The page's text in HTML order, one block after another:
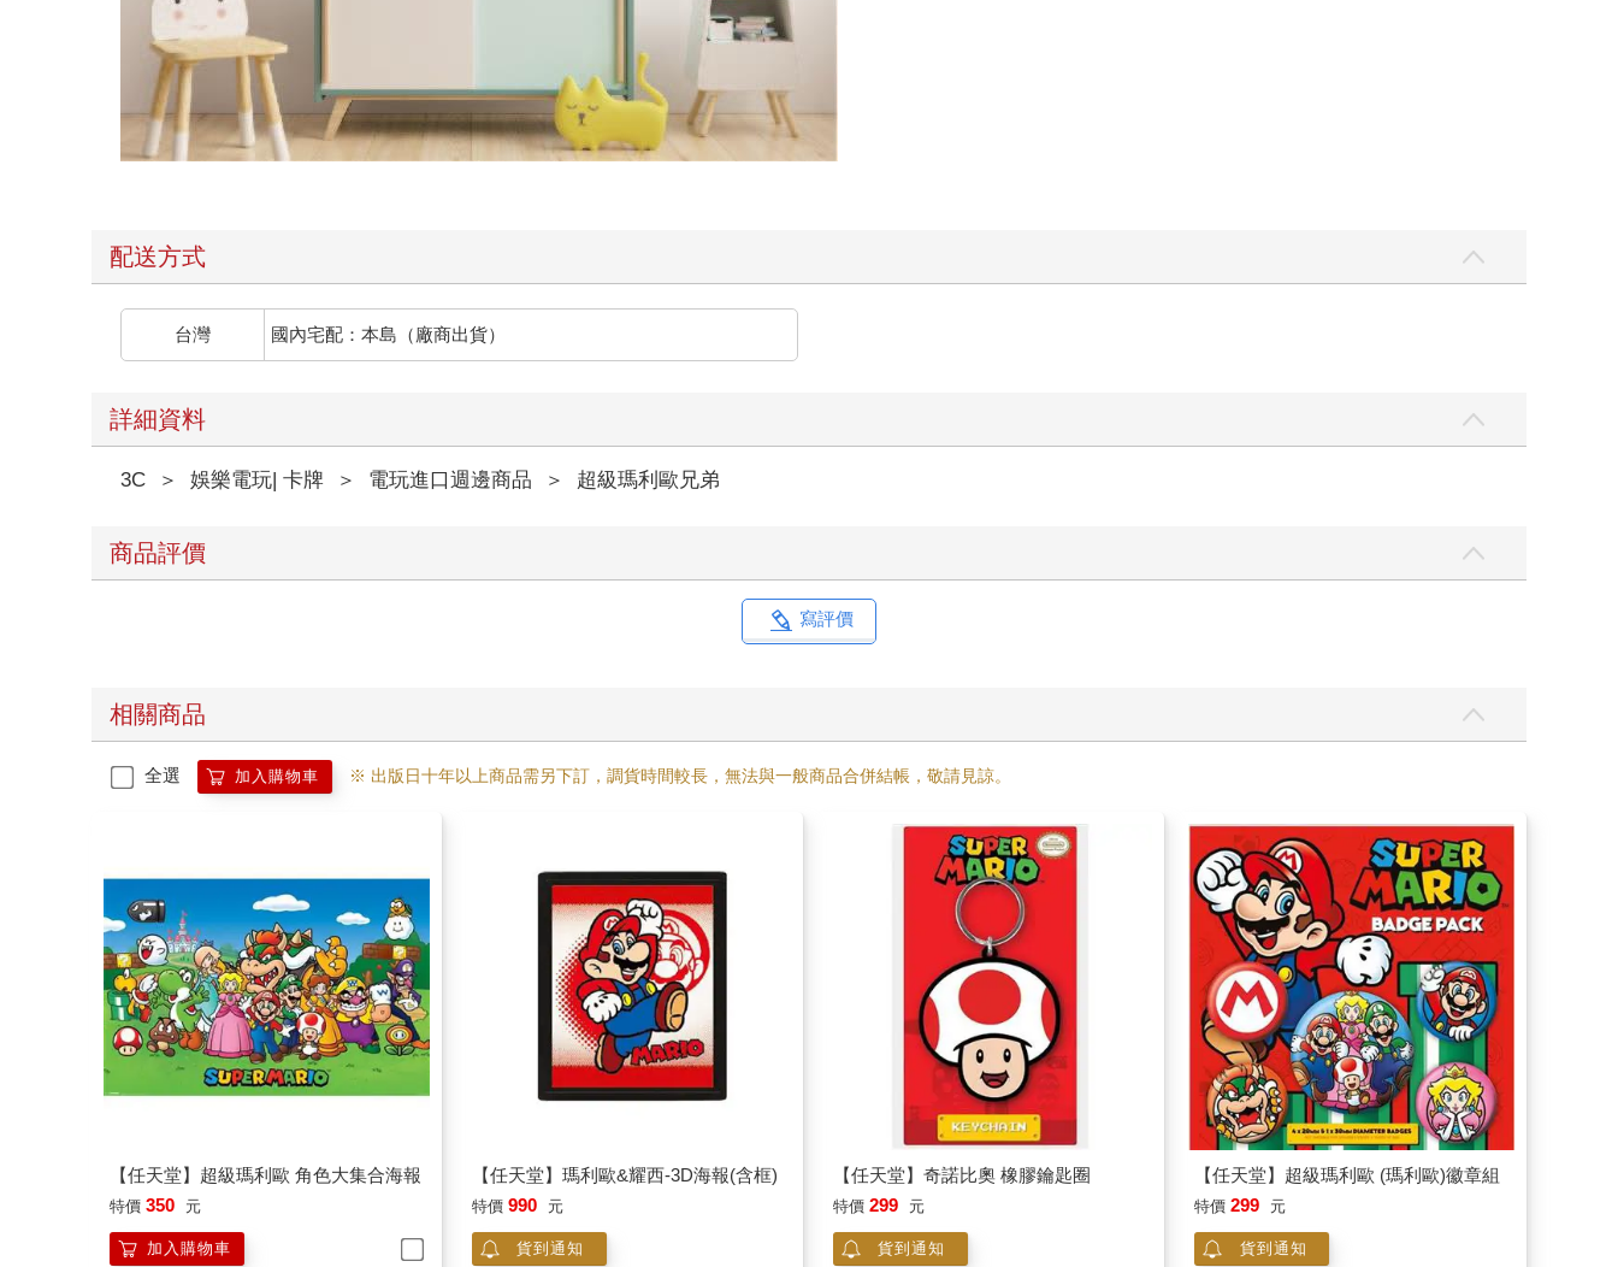
配送方式
台灣 國內宅配：本島（廠商出貨）
詳細資料
3C ＞ 娛樂電玩| 卡牌 ＞ 電玩進口週邊商品 ＞ 超級瑪利歐兄弟
商品評價
寫評價
相關商品
全選 加入購物車 ※ 出版日十年以上商品需另下訂，調貨時間較長，無法與一般商品合併結帳，敬請見諒。
【任天堂】超級瑪利歐 角色大集合海報
特價 350 元
加入購物車
【任天堂】瑪利歐&耀西-3D海報(含框)
特價 990 元
貨到通知
【任天堂】奇諾比奧 橡膠鑰匙圈
特價 299 元
貨到通知
【任天堂】超級瑪利歐 (瑪利歐)徽章組
特價 299 元
貨到通知